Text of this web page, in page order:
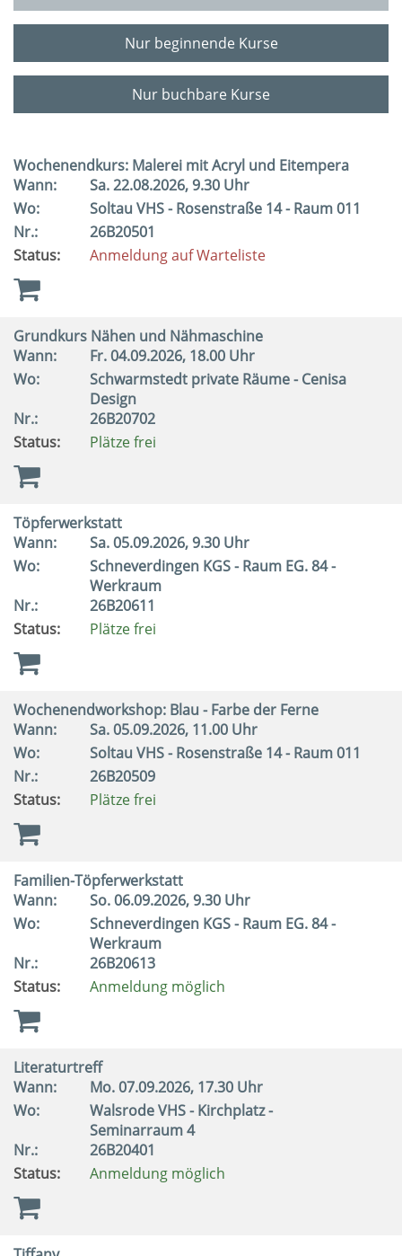
Nur beginnende Kurse
Nur buchbare Kurse
Wochenendkurs: Malerei mit Acryl und Eitempera
Wann:
Sa.22.08.2026, 9.30 Uhr
Wo:
Soltau VHS - Rosenstraße 14 - Raum 011
Nr.:
26B20501
Status:
Anmeldung auf Warteliste
Grundkurs Nähen und Nähmaschine
Wann:
Fr.04.09.2026, 18.00 Uhr
Wo:
Schwarmstedt private Räume - Cenisa
Design
Nr.:
26B20702
Status:
Plätze frei
Töpferwerkstatt
Wann:
Sa.05.09.2026, 9.30 Uhr
Wo:
Schneverdingen KGS - Raum EG. 84 -
Werkraum
Nr.:
26B20611
Status:
Plätze frei
Wochenendworkshop: Blau - Farbe der Ferne
Wann:
Sa.05.09.2026, 11.00 Uhr
Wo:
Soltau VHS - Rosenstraße 14 - Raum 011
Nr.:
26B20509
Status:
Plätze frei
Familien-Töpferwerkstatt
Wann:
So.06.09.2026, 9.30 Uhr
Wo:
Schneverdingen KGS - Raum EG. 84 -
Werkraum
Nr.:
26B20613
Status:
Anmeldung möglich
Literaturtreff
Wann:
Mo.07.09.2026, 17.30 Uhr
Wo:
Walsrode VHS - Kirchplatz -
Seminarraum 4
Nr.:
26B20401
Status:
Anmeldung möglich